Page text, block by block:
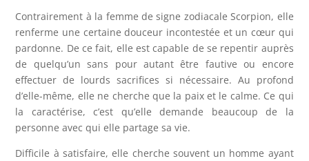
Contrairement à la femme de signe zodiacale Scorpion, elle
renferme une certaine douceur incontestée et un cœur qui
pardonne. De ce fait, elle est capable de se repentir auprès
de quelqu’un sans pour autant être fautive ou encore
effectuer de lourds sacrifices si nécessaire. Au profond
d’elle-même, elle ne cherche que la paix et le calme. Ce qui
la caractérise, c’est qu’elle demande beaucoup de la
personne avec qui elle partage sa vie.
Difficile à satisfaire, elle cherche souvent un homme ayant